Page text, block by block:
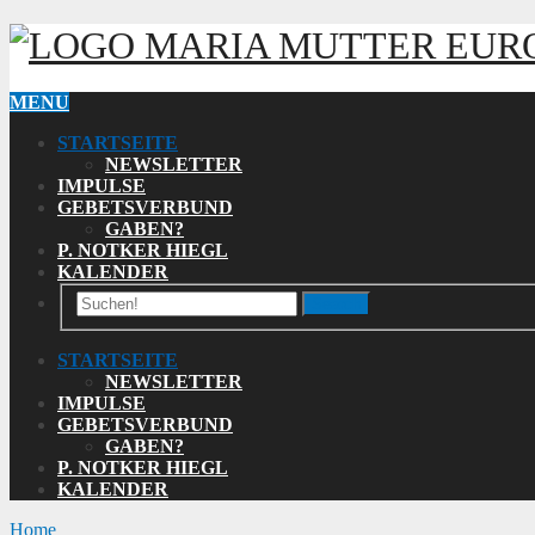
MARIA MUTTER
MENU
STARTSEITE
NEWSLETTER
IMPULSE
GEBETSVERBUND
GABEN?
P. NOTKER HIEGL
KALENDER
STARTSEITE
NEWSLETTER
IMPULSE
GEBETSVERBUND
GABEN?
P. NOTKER HIEGL
KALENDER
Home